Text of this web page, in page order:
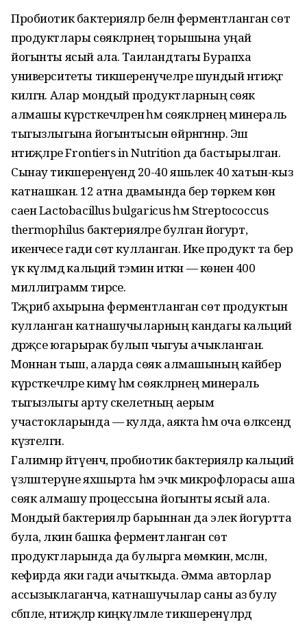
Пробиотик бактерияләр белән ферментланган сөт
продуктлары сөякләрнең торышына уңай
йогынты ясый ала. Таиландтагы Бурапха
университеты тикшеренүчеләре шундый нәтиҗәгә
килгән. Алар мондый продуктларның сөяк
алмашы күрсәткечләренә һәм сөякләрнең минераль
тыгызлыгына йогынтысын өйрәнгәннәр. Эш
нәтиҗәләре Frontiers in Nutrition да бастырылган.
Сынау тикшеренүендә 20-40 яшьлек 40 хатын-кыз
катнашкан. 12 атна дәвамында бер төркем көн
саен Lactobacillus bulgaricus һәм Streptococcus
thermophilus бактерияләре булган йогурт, ә
икенчесе гади сөт кулланган. Ике продукт та бер
үк күләмдә кальций тәэмин иткән — көненә 400
миллиграмм тирәсе.
Тәҗрибә ахырына ферментланган сөт продуктын
кулланган катнашучыларның кандагы кальций
дәрәҗәсе югарырак булып чыгуы ачыкланган.
Моннан тыш, аларда сөяк алмашының кайбер
күрсәткечләре кимү һәм сөякләрнең минераль
тыгызлыгы арту скелетның аерым
участокларында — кулда, аякта һәм оча өлкәсендә
күзәтелгән.
Галимнәр әйтүенчә, пробиотик бактерияләр кальций
үзләштерүне яхшырта һәм эчәк микрофлорасы аша
сөяк алмашу процессына йогынты ясый ала.
Мондый бактерияләр барыннан да элек йогуртта
була, ләкин башка ферментланган сөт
продуктларында да булырга мөмкин, мәсәлән,
кефирда яки гади ачыткыда. Әмма авторлар
ассызыклаганча, катнашучылар саны аз булу
сәбәпле, нәтиҗәләр киңкүләмле тикшеренүләрдә